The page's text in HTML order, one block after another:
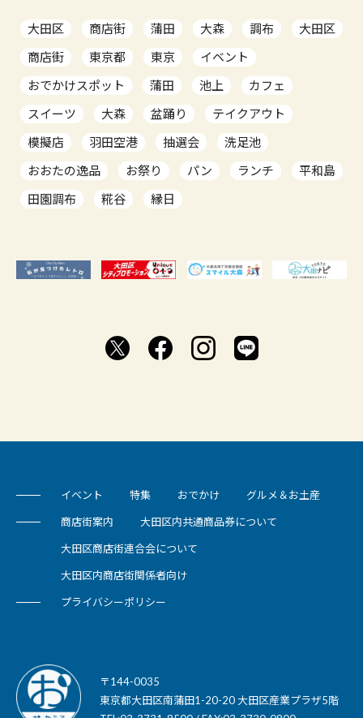
大田区 商店街 蒲田 大森 調布
大田区
商店街
東京都 東京
イベント
おでかけスポット
蒲田 池上
カフェ
スイーツ
大森 盆踊り
テイクアウト
模擬店
羽田空港 抽選会
洗足池
おおたの逸品
お祭り パン ランチ
平和島
田園調布
糀谷 縁日
イベント 特集 おでかけ グルメ＆お土産
商店街案内 大田区内共通商品券について
大田区商店街連合会について
大田区内商店街関係者向け
プライバシーポリシー
〒144-0035
東京都大田区南蒲田1-20-20 大田区産業プラザ5階